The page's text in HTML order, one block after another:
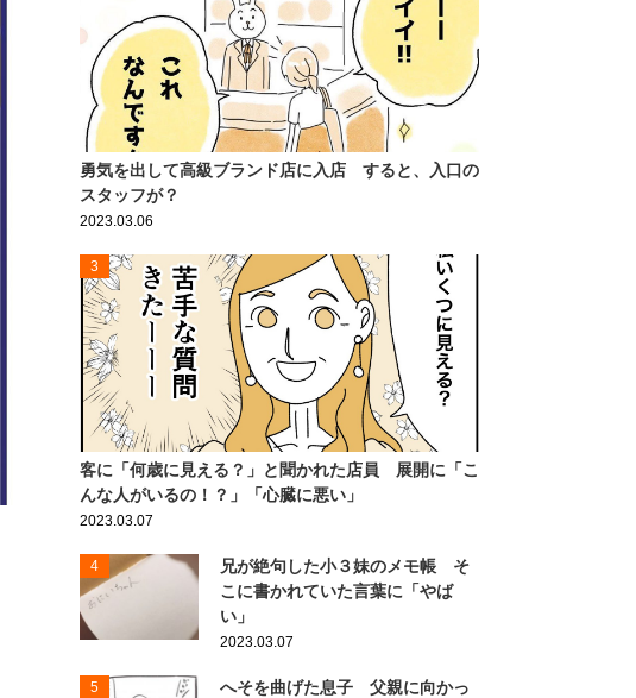
勇気を出して高級ブランド店に入店 すると、入口の
スタッフが？
2023.03.06
3
客に「何歳に見える？」と聞かれた店員 展開に「こ
んな人がいるの！？」「心臓に悪い」
2023.03.07
4
兄が絶句した小３妹のメモ帳 そ
こに書かれていた言葉に「やば
い」
2023.03.07
5
へそを曲げた息子 父親に向かっ